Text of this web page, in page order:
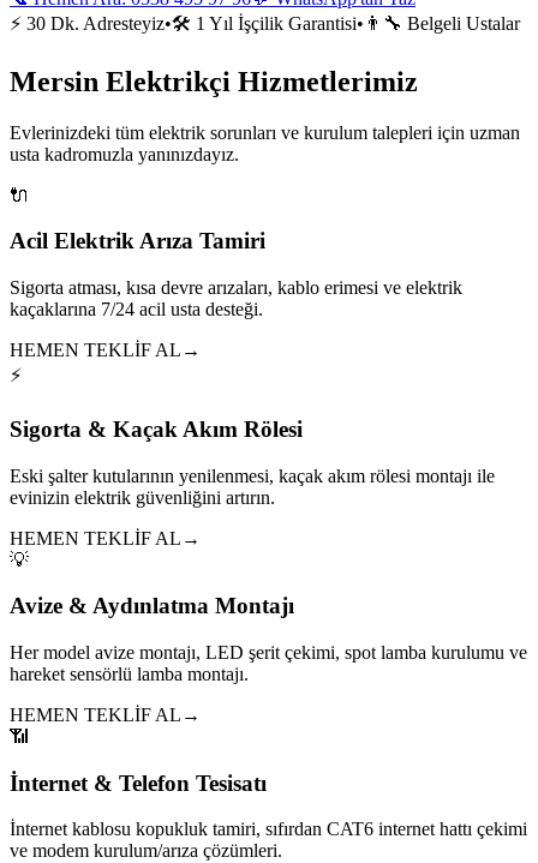
⚡ 30 Dk. Adresteyiz•🛠️ 1 Yıl İşçilik Garantisi• 👨‍🔧 Belgeli Ustalar
Mersin Elektrikçi Hizmetlerimiz
Evlerinizdeki tüm elektrik sorunları ve kurulum talepleri için uzman
usta kadromuzla yanınızdayız.
🔌
Acil Elektrik Arıza Tamiri
Sigorta atması, kısa devre arızaları, kablo erimesi ve elektrik
kaçaklarına 7/24 acil usta desteği.
HEMEN TEKLİF AL →
⚡
Sigorta & Kaçak Akım Rölesi
Eski şalter kutularının yenilenmesi, kaçak akım rölesi montajı ile
evinizin elektrik güvenliğini artırın.
HEMEN TEKLİF AL →
💡
Avize & Aydınlatma Montajı
Her model avize montajı, LED şerit çekimi, spot lamba kurulumu ve
hareket sensörlü lamba montajı.
HEMEN TEKLİF AL →
📶
İnternet & Telefon Tesisatı
İnternet kablosu kopukluk tamiri, sıfırdan CAT6 internet hattı çekimi
ve modem kurulum/arıza çözümleri.